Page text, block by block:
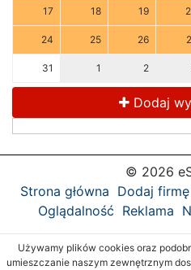
17 18 19
24 25 26
31 1 2
Dodaj
© 2026
Strona główna Dodaj
Oglądalność Reklama
Używamy plików cookies oraz
umieszczanie naszym zewnętrznym